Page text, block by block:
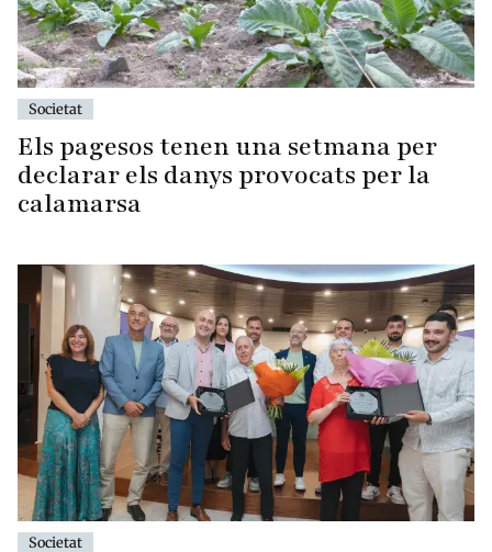
Societat
Els pagesos tenen una setmana per
declarar els danys provocats per la
calamarsa
Societat